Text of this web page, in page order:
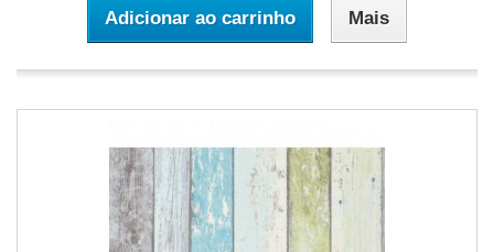
Adicionar ao carrinho Mais